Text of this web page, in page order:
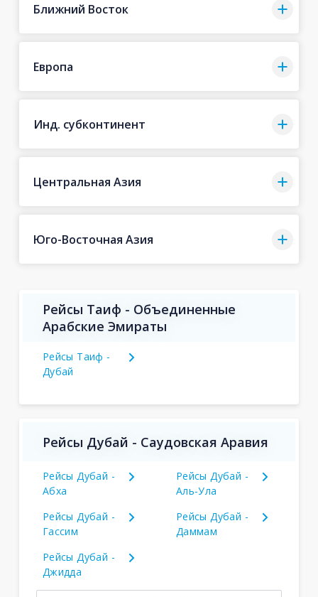
Ближний Восток
Европа
Инд. субконтинент
Центральная Азия
Юго-Восточная Азия
Рейсы Таиф - Объединенные
Арабские Эмираты
Рейсы Таиф -
Дубай
Рейсы Дубай - Саудовская Аравия
Рейсы Дубай -
Абха
Рейсы Дубай -
Аль-Ула
Рейсы Дубай -
Гассим
Рейсы Дубай -
Даммам
Рейсы Дубай -
Джидда